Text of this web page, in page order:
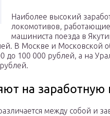
Наиболее высокий
локомотивов,
машиниста поезда в
В Москве и Московской
до 100 000 рублей, а на
на заработную
между собой и